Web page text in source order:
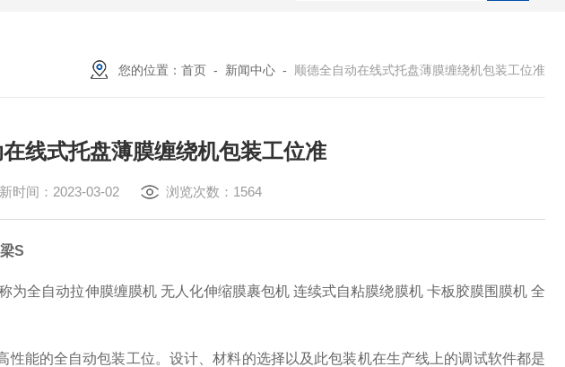
您的位置： 首页 - 新闻中心 - 顺德全自动在线式托盘薄膜缠绕机包装工位准
线式托盘薄膜缠绕机包装工位准
时间：2023-03-02 浏览次数：1564
S
为全自动拉伸膜缠膜机 无人化伸缩膜裹包机 连续式自粘膜绕膜机 卡板胶膜围膜机 全
性能的全自动包装工位。设计、材料的选择以及此包装机在生产线上的调试软件都是